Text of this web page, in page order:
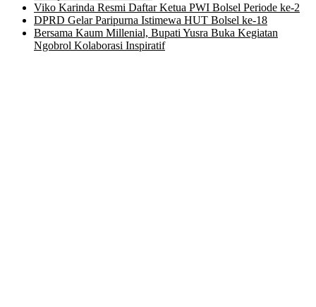
Viko Karinda Resmi Daftar Ketua PWI Bolsel Periode ke-2
DPRD Gelar Paripurna Istimewa HUT Bolsel ke-18
Bersama Kaum Millenial, Bupati Yusra Buka Kegiatan
Ngobrol Kolaborasi Inspiratif